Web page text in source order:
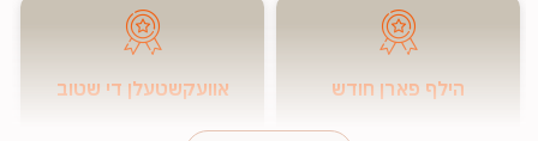
הילף פארן חודש אוועקשטעלן די שטוב